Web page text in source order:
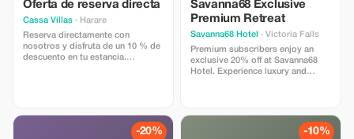
Oferta de reserva directa
Cassa Villas · Harare
Reserva directamente con
nosotros y disfruta de un 10 % de
descuento en tu estancia.
Savanna68 Exclusive
Premium Retreat
Savanna68 Hotel
· Victoria Falls
Premium subscribers enjoy an
exclusive 20% off at Savanna68
Hotel. Experience luxury and
-20% -10%